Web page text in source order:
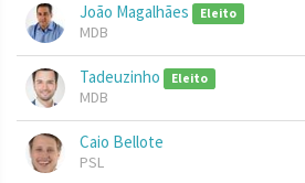
João Magalhães Eleito
MDB
Tadeuzinho Eleito
MDB
Caio Bellote
PSL